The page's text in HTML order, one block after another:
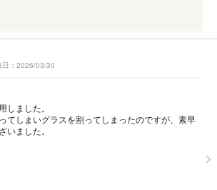
日：2026/03/30
しました。
てしまいグラスを割ってしまったのですが、素早
いました。